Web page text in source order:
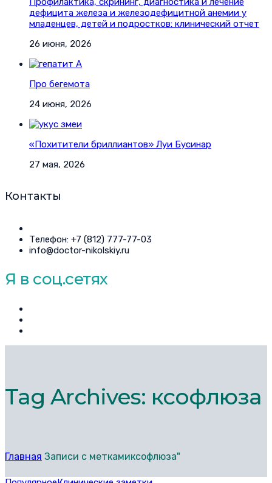
дефицита железа и железодефицитной анемии у
младенцев, детей и подростков: клинический отчет
26 июня, 2026
Про бегемота
24 июня, 2026
«Похитители бриллиантов» Луи Бусинар
27 мая, 2026
Контакты
Телефон: +7 (812) 777-77-03
info@doctor-nikolskiy.ru
Я в соц.сетях
Tag Archives: ксофлюза
Главная Записи с меткамиксофлюза"